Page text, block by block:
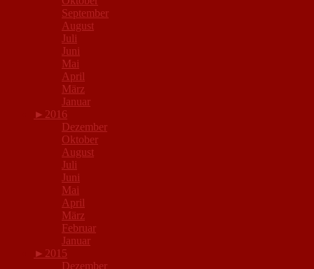
September
August
Juli
Juni
Mai
April
März
Januar
► 2016
Dezember
Oktober
August
Juli
Juni
Mai
April
März
Februar
Januar
► 2015
Dezember